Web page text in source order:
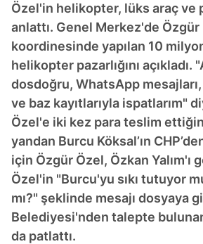
Özel'in helikopter, lüks araç ve
anlattı. Genel Merkez'de Özgür
koordinesinde yapılan 10
helikopter pazarlığını açıkladı.
dosdoğru, WhatsApp mesajları,
ve baz kayıtlarıyla ispatlarım"
Özel'e iki kez para teslim
yandan Burcu Köksal’ın
için Özgür Özel, Özkan Yalım'ı
Özel'in "Burcu'yu sıkı tutuyor
mı?" şeklinde mesajı dosyaya
Belediyesi'nden talepte
da patlattı.